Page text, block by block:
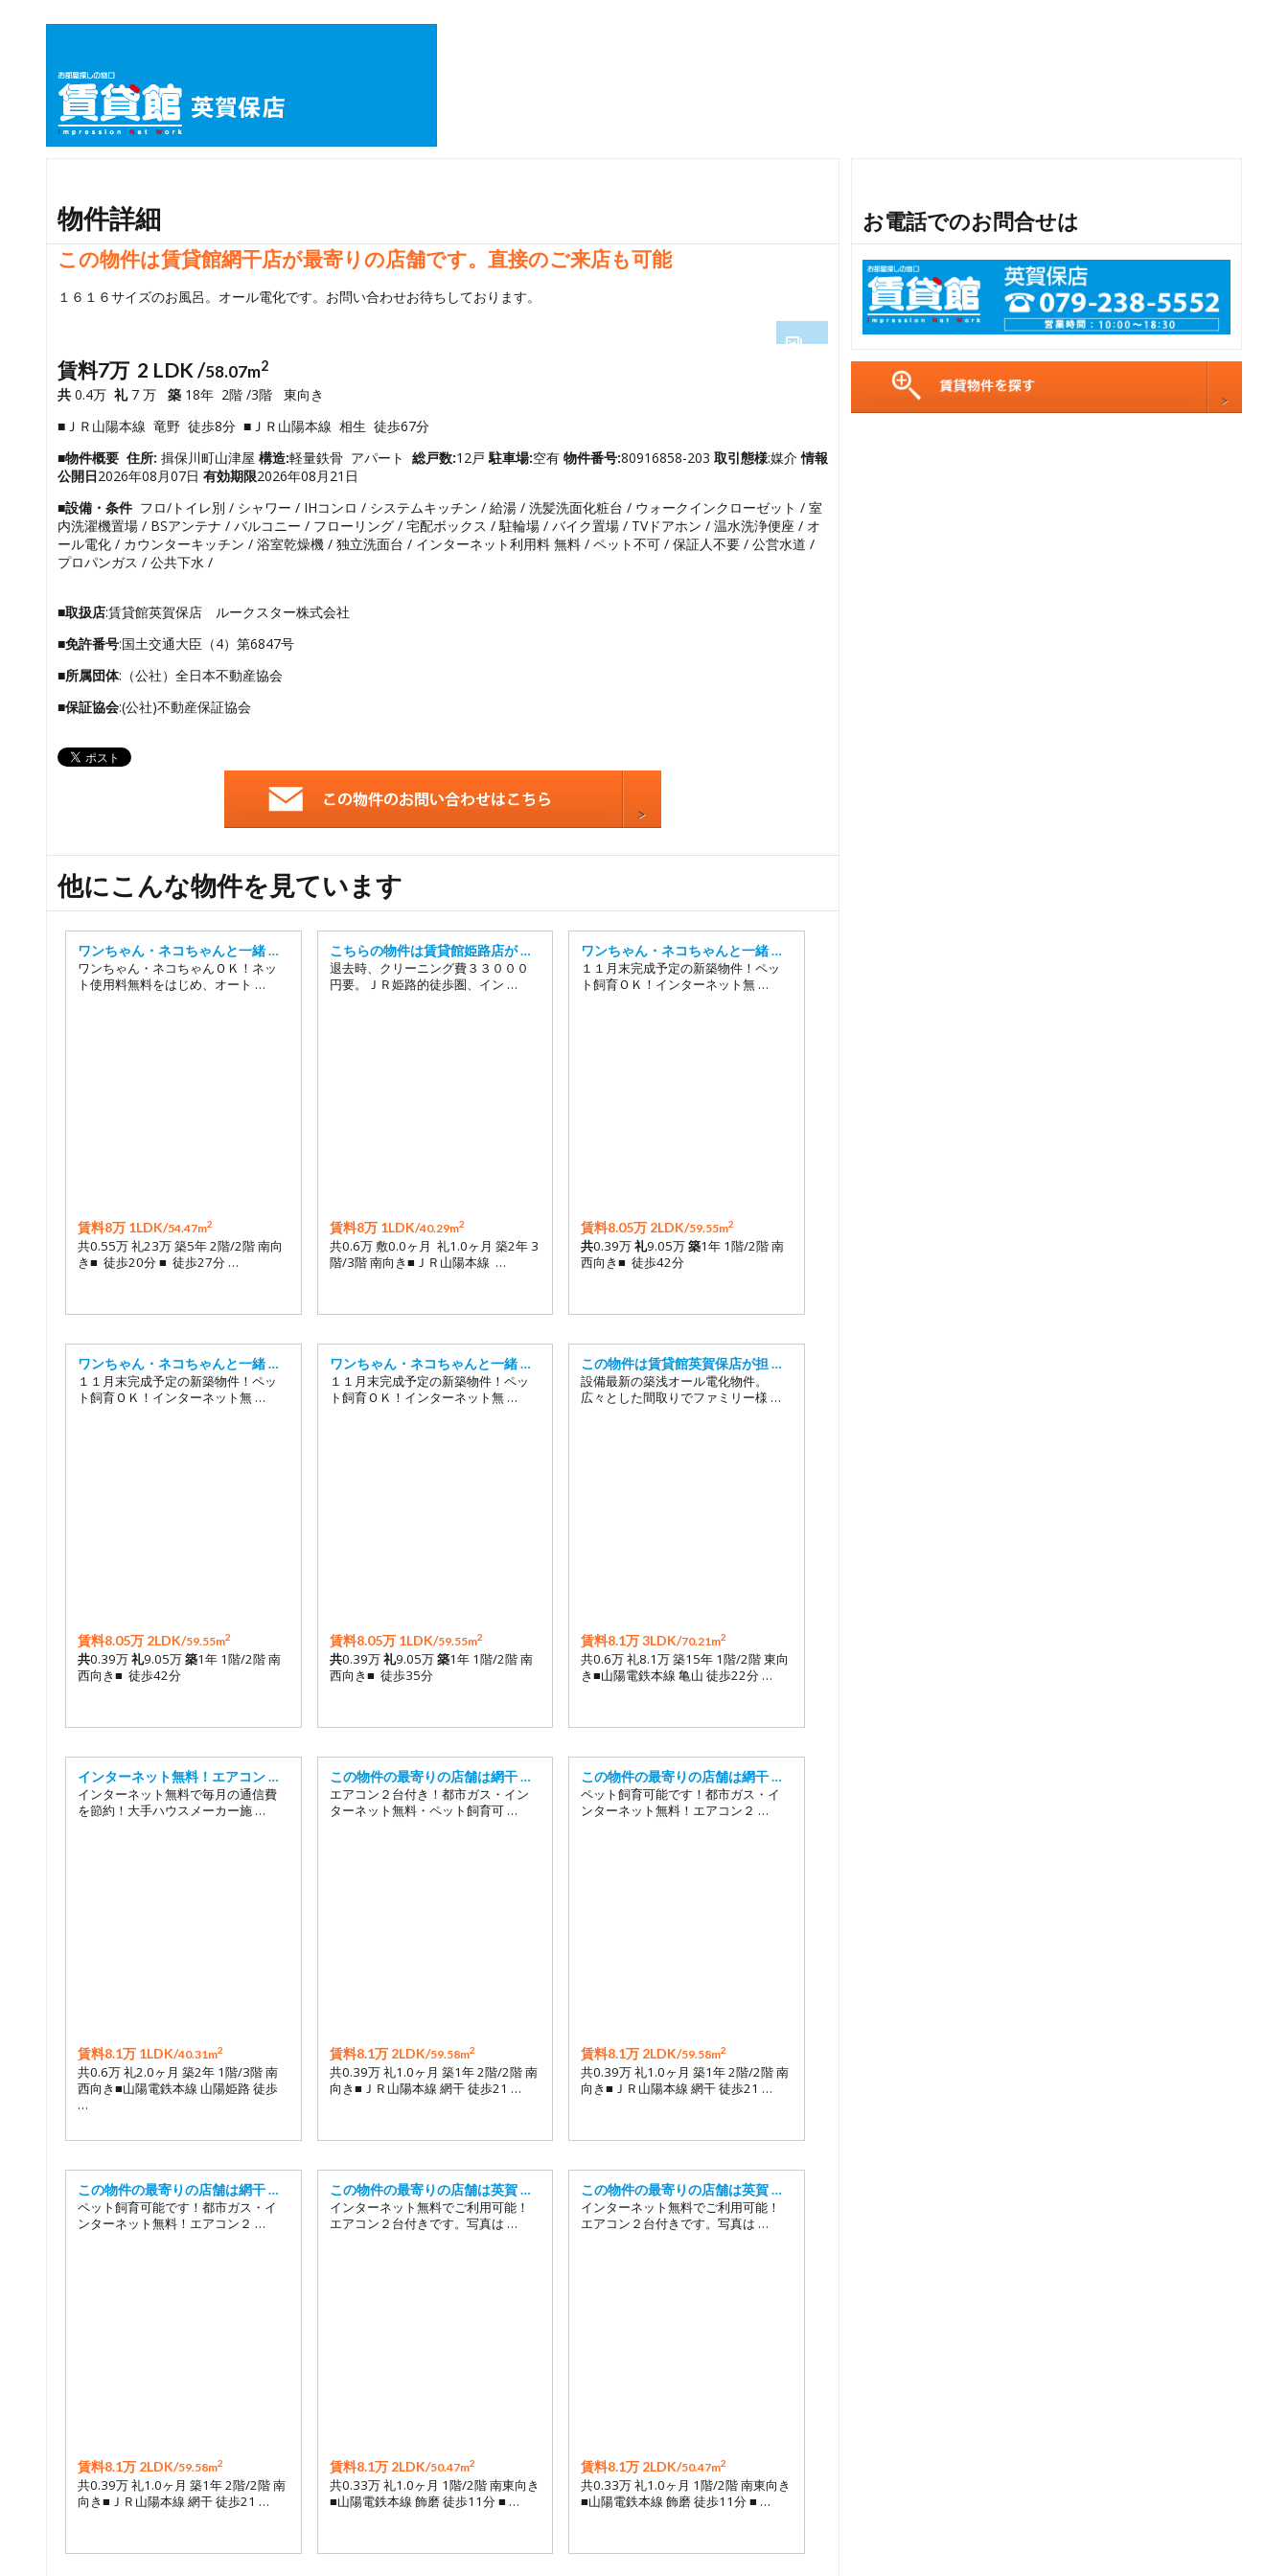
物件詳細
この物件は賃貸館網干店が最寄りの店舗です。直接のご来店も可能
１６１６サイズのお風呂。オール電化です。お問い合わせお待ちしております。
4
6
7
19
20
賃料7万 2 LDK /58.07m2
共 0.4万 礼7 万 築 18年 2階 /3階 東向き
■ＪＲ山陽本線 竜野 徒歩8分 ■ＪＲ山陽本線 相生 徒歩67分
■物件概要 住所: 揖保川町山津屋 構造:軽量鉄骨 アパート 総戸数:12戸 駐車場:空有 物件番号:80916858-203 取引態様:媒介情報
公開日2026年08月07日 有効期限2026年08月21日
■設備・条件 フロ/トイレ別 / シャワー / IHコンロ / システムキッチン / 給湯 / 洗髪洗面化粧台 / ウォークインクローゼット / 室
内洗濯機置場 / BSアンテナ / バルコニー / フローリング / 宅配ボックス / 駐輪場 / バイク置場 / TVドアホン / 温水洗浄便座 / オ
ール電化 / カウンターキッチン / 浴室乾燥機 / 独立洗面台 / インターネット利用料 無料 / ペット不可 / 保証人不要 / 公営水道 /
プロパンガス / 公共下水 /
■取扱店:賃貸館英賀保店 ルークスター株式会社
■免許番号:国土交通大臣（4）第6847号
■所属団体:（公社）全日本不動産協会
■保証協会:(公社)不動産保証協会
他にこんな物件を見ています
ワンちゃん・ネコちゃんと一緒 …
ワンちゃん・ネコちゃんＯＫ！ネッ
ト使用料無料をはじめ、オート …
賃料8万 1LDK/54.47m2
共0.55万 礼23万 築5年 2階/2階 南向
き■ 徒歩20分 ■ 徒歩27分 …
こちらの物件は賃貸館姫路店が …
退去時、クリーニング費３３０００
円要。ＪＲ姫路的徒歩圏、イン …
賃料8万 1LDK/40.29m2
共0.6万 敷0.0ヶ月 礼1.0ヶ月 築2年 3
階/3階 南向き■ＪＲ山陽本線 …
ワンちゃん・ネコちゃんと一緒 …
１１月末完成予定の新築物件！ペッ
ト飼育ＯＫ！インターネット無 …
賃料8.05万 2LDK/59.55m2
共0.39万礼9.05万築1年 1階/2階 南
西向き■ 徒歩42分
ワンちゃん・ネコちゃんと一緒 …
１１月末完成予定の新築物件！ペッ
ト飼育ＯＫ！インターネット無 …
賃料8.05万 2LDK/59.55m2
共0.39万礼9.05万築1年 1階/2階 南
西向き■ 徒歩42分
ワンちゃん・ネコちゃんと一緒 …
１１月末完成予定の新築物件！ペッ
ト飼育ＯＫ！インターネット無 …
賃料8.05万 1LDK/59.55m2
共0.39万礼9.05万築1年 1階/2階 南
西向き■ 徒歩35分
この物件は賃貸館英賀保店が担 …
設備最新の築浅オール電化物件。
広々とした間取りでファミリー様 …
賃料8.1万 3LDK/70.21m2
共0.6万 礼8.1万 築15年 1階/2階 東向
き■山陽電鉄本線 亀山 徒歩22分 …
インターネット無料！エアコン …
インターネット無料で毎月の通信費
を節約！大手ハウスメーカー施 …
賃料8.1万 1LDK/40.31m2
共0.6万 礼2.0ヶ月 築2年 1階/3階 南
西向き■山陽電鉄本線 山陽姫路 徒歩
…
この物件の最寄りの店舗は網干 …
エアコン２台付き！都市ガス・イン
ターネット無料・ペット飼育可 …
賃料8.1万 2LDK/59.58m2
共0.39万 礼1.0ヶ月 築1年 2階/2階 南
向き■ＪＲ山陽本線 網干 徒歩21 …
この物件の最寄りの店舗は網干 …
ペット飼育可能です！都市ガス・イ
ンターネット無料！エアコン２ …
賃料8.1万 2LDK/59.58m2
共0.39万 礼1.0ヶ月 築1年 2階/2階 南
向き■ＪＲ山陽本線 網干 徒歩21 …
この物件の最寄りの店舗は網干 …
ペット飼育可能です！都市ガス・イ
ンターネット無料！エアコン２ …
賃料8.1万 2LDK/59.58m2
共0.39万 礼1.0ヶ月 築1年 2階/2階 南
向き■ＪＲ山陽本線 網干 徒歩21 …
この物件の最寄りの店舗は英賀 …
インターネット無料でご利用可能！
エアコン２台付きです。写真は …
賃料8.1万 2LDK/50.47m2
共0.33万 礼1.0ヶ月 1階/2階 南東向き
■山陽電鉄本線 飾磨 徒歩11分 ■ …
この物件の最寄りの店舗は英賀 …
インターネット無料でご利用可能！
エアコン２台付きです。写真は …
賃料8.1万 2LDK/50.47m2
共0.33万 礼1.0ヶ月 1階/2階 南東向き
■山陽電鉄本線 飾磨 徒歩11分 ■ …
お電話でのお問合せは